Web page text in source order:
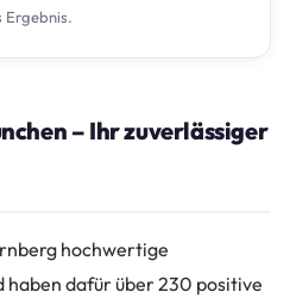
Ergebnis.
– Ihr zuverlässiger
hochwertige
haben dafür über 230 positive